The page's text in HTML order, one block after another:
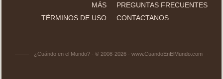
MÁS
PREGUNTAS FRECUENTES
TÉRMINOS DE USO
CONTACTANOS
¿Cuándo en el Mundo? - © 2008-2026 - www.CuandoEnElMundo.com